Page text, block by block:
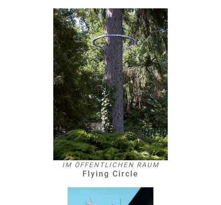
IM ÖFFENTLICHEN RAUM
Flying Circle